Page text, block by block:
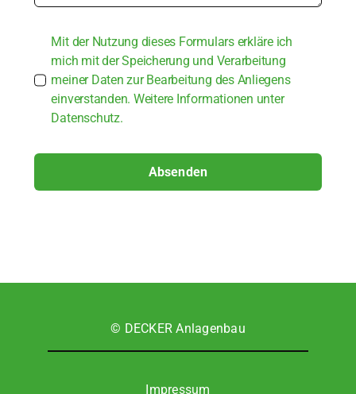
Mit der Nut­zung die­ses For­mu­lars erklä­re ich
mich mit der Spei­che­rung und Ver­ar­bei­tung
mei­ner Daten zur Bear­bei­tung des Anlie­gens
ein­ver­stan­den. Wei­te­re Infor­ma­tio­nen unter
Daten­schutz.
Absenden
© DECKER Anla­gen­bau
Impres­sum